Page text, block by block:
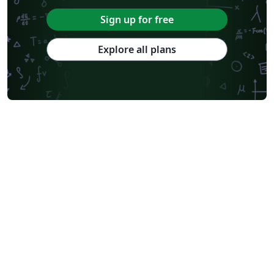
Sign up for free
Explore all plans